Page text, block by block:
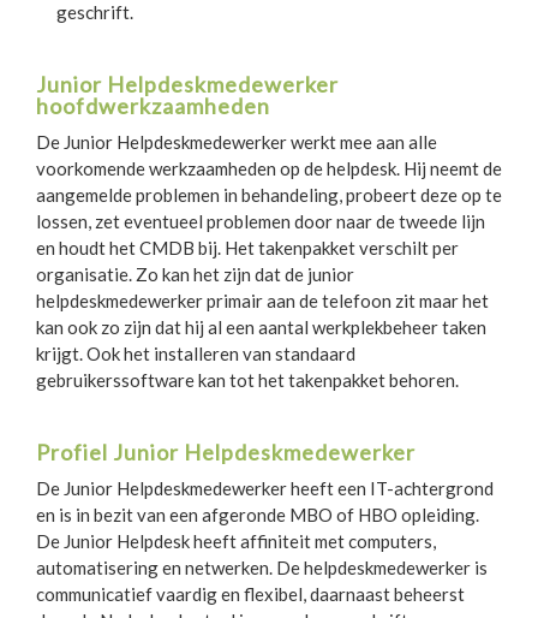
geschrift.
Junior Helpdeskmedewerker
hoofdwerkzaamheden
De Junior Helpdeskmedewerker werkt mee aan alle
voorkomende werkzaamheden op de helpdesk. Hij neemt de
aangemelde problemen in behandeling, probeert deze op te
lossen, zet eventueel problemen door naar de tweede lijn
en houdt het CMDB bij. Het takenpakket verschilt per
organisatie. Zo kan het zijn dat de junior
helpdeskmedewerker primair aan de telefoon zit maar het
kan ook zo zijn dat hij al een aantal werkplekbeheer taken
krijgt. Ook het installeren van standaard
gebruikerssoftware kan tot het takenpakket behoren.
Profiel Junior Helpdeskmedewerker
De Junior Helpdeskmedewerker heeft een IT-achtergrond
en is in bezit van een afgeronde MBO of HBO opleiding.
De Junior Helpdesk heeft affiniteit met computers,
automatisering en netwerken. De helpdeskmedewerker is
communicatief vaardig en flexibel, daarnaast beheerst